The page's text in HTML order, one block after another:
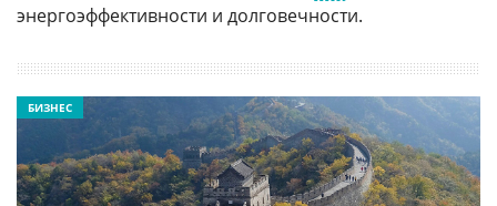
энергоэффективности и долговечности.
БИЗНЕС